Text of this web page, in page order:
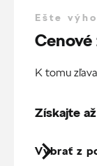
Ešte
K tomu
Získajte
Vybrať z